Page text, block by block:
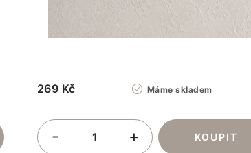
Máme skladem
269 Kč